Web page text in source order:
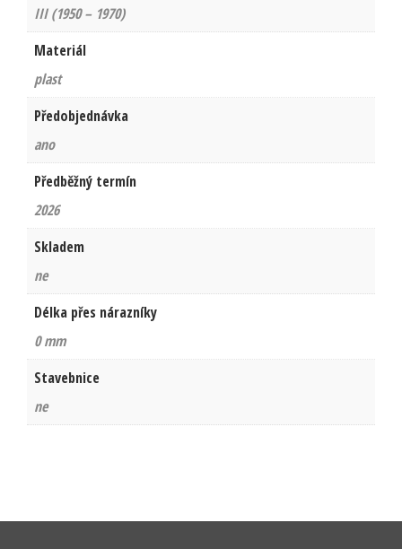
III (1950 – 1970)
Materiál
plast
Předobjednávka
ano
Předběžný termín
2026
Skladem
ne
Délka přes nárazníky
0 mm
Stavebnice
ne